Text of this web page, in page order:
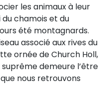
les animaux à leur
chamois et du
été montagnards.
associé aux rives du
ornée de Church Holl,
suprême demeure l’être
nous retrouvons